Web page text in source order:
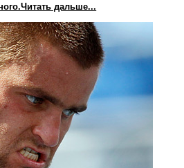
дальше...